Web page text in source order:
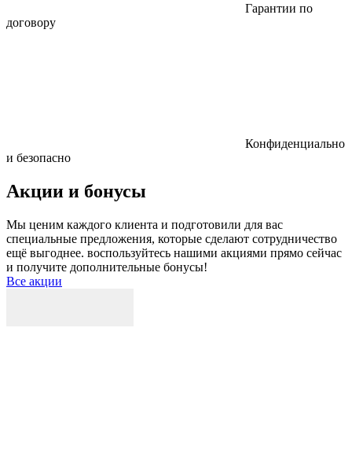
Гарантии по
договору
Конфиденциально
и безопасно
Акции и бонусы
Мы ценим каждого клиента и подготовили для вас
специальные предложения, которые сделают сотрудничество
ещё выгоднее. воспользуйтесь нашими акциями прямо сейчас
и получите дополнительные бонусы!
Все акции